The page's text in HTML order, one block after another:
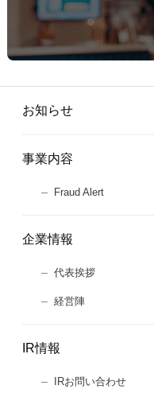
お知らせ
事業内容
Fraud Alert
企業情報
代表挨拶
経営陣
IR情報
IRお問い合わせ